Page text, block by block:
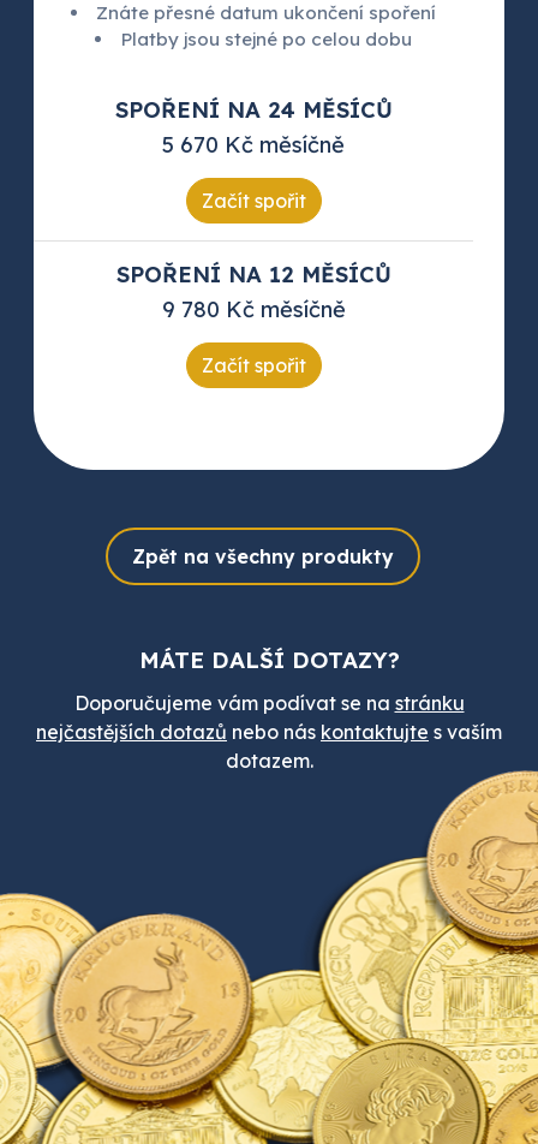
Znáte přesné datum ukončení spoření
Platby jsou stejné po celou dobu
SPOŘENÍ NA 24 MĚSÍCŮ
5 670 Kč měsíčně
Začít spořit
SPOŘENÍ NA 12 MĚSÍCŮ
9 780 Kč měsíčně
Začít spořit
Zpět na všechny produkty
MÁTE DALŠÍ DOTAZY?
Doporučujeme vám podívat se na stránku
nejčastějších dotazů nebo nás kontaktujte s vaším
dotazem.